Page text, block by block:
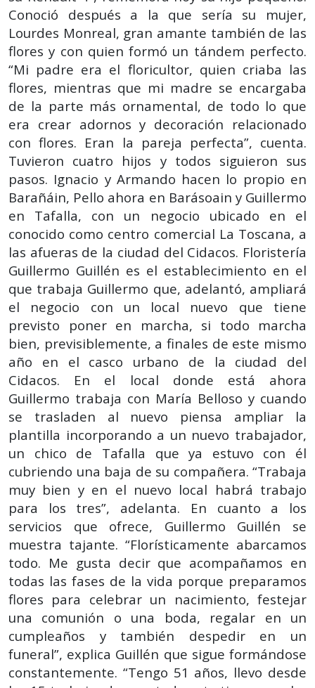
Conoció después a la que sería su mujer,
Lourdes Monreal, gran amante también de las
flores y con quien formó un tándem perfecto.
“Mi padre era el floricultor, quien criaba las
flores, mientras que mi madre se encargaba
de la parte más ornamental, de todo lo que
era crear adornos y decoración relacionado
con flores. Eran la pareja perfecta”, cuenta.
Tuvieron cuatro hijos y todos siguieron sus
pasos. Ignacio y Armando hacen lo propio en
Barañáin, Pello ahora en Barásoain y Guillermo
en Tafalla, con un negocio ubicado en el
conocido como centro comercial La Toscana, a
las afueras de la ciudad del Cidacos. Floristería
Guillermo Guillén es el establecimiento en el
que trabaja Guillermo que, adelantó, ampliará
el negocio con un local nuevo que tiene
previsto poner en marcha, si todo marcha
bien, previsiblemente, a finales de este mismo
año en el casco urbano de la ciudad del
Cidacos. En el local donde está ahora
Guillermo trabaja con María Belloso y cuando
se trasladen al nuevo piensa ampliar la
plantilla incorporando a un nuevo trabajador,
un chico de Tafalla que ya estuvo con él
cubriendo una baja de su compañera. “Trabaja
muy bien y en el nuevo local habrá trabajo
para los tres”, adelanta. En cuanto a los
servicios que ofrece, Guillermo Guillén se
muestra tajante. “Florísticamente abarcamos
todo. Me gusta decir que acompañamos en
todas las fases de la vida porque preparamos
flores para celebrar un nacimiento, festejar
una comunión o una boda, regalar en un
cumpleaños y también despedir en un
funeral”, explica Guillén que sigue formándose
constantemente. “Tengo 51 años, llevo desde